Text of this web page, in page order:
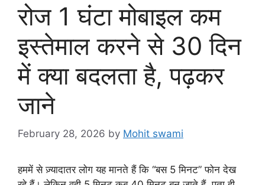
रोज 1 घंटा मोबाइल कम
इस्तेमाल करने से 30 दिन
में क्या बदलता है, पढ़कर
जाने
February 28, 2026 by Mohit swami
हममें से ज़्यादातर लोग यह मानते हैं कि “बस 5 मिनट” फोन देख